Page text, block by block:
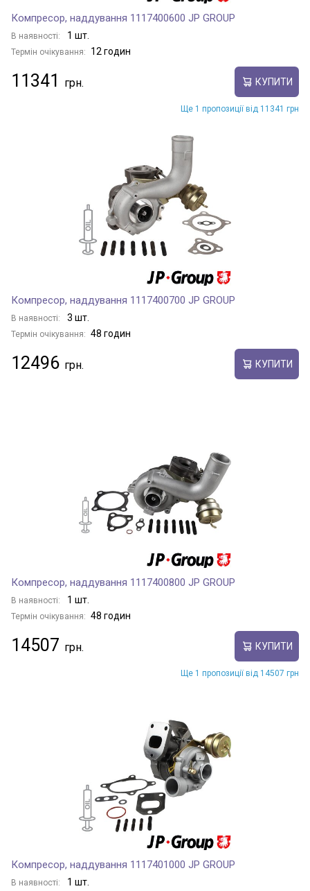
Компресор, наддування 1117400600 JP GROUP
В наявності: 1 шт.
Термін очікування: 12 годин
11341 КУПИТИ
Ще 1 пропозиції від 11341 грн
Компресор, наддування 1117400700 JP GROUP
В наявності: 3 шт.
Термін очікування: 48 годин
12496 КУПИТИ
Компресор, наддування 1117400800 JP GROUP
В наявності: 1 шт.
Термін очікування: 48 годин
14507 КУПИТИ
Ще 1 пропозиції від 14507 грн
Компресор, наддування 1117401000 JP GROUP
В наявності: 1 шт.